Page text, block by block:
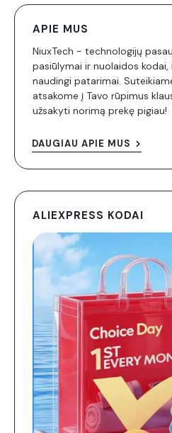
APIE MUS
NiuxTech - technologijų
pasiūlymai ir nuolaidos
naudingi patarimai.
atsakome į Tavo rūpimus
užsakyti norimą prekę pigiau!
DAUGIAU APIE MUS
ALIEXPRESS KODAI